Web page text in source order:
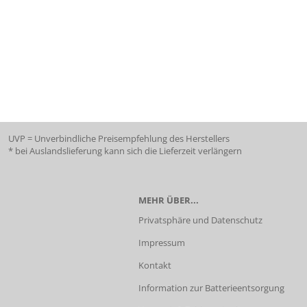
UVP = Unverbindliche Preisempfehlung des Herstellers
* bei Auslandslieferung kann sich die Lieferzeit verlängern
MEHR ÜBER...
Privatsphäre und Datenschutz
Impressum
Kontakt
Information zur Batterieentsorgung